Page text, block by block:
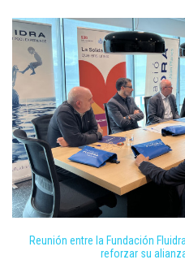
Reunión entre la Fundación
reforzar su